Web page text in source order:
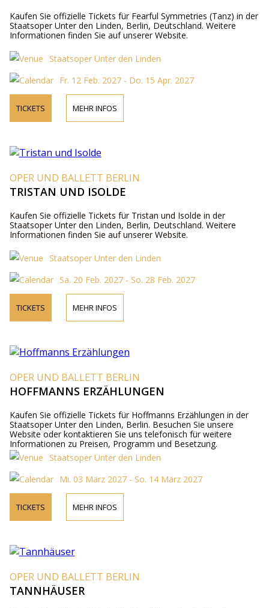
Kaufen Sie offizielle Tickets für Fearful Symmetries (Tanz) in der
Staatsoper Unter den Linden, Berlin, Deutschland. Weitere
Informationen finden Sie auf unserer Website.
Staatsoper Unter den Linden
Fr. 12 Feb. 2027 - Do. 15 Apr. 2027
TICKETS MEHR INFOS
OPER UND BALLETT BERLIN
TRISTAN UND ISOLDE
Kaufen Sie offizielle Tickets für Tristan und Isolde in der
Staatsoper Unter den Linden, Berlin, Deutschland. Weitere
Informationen finden Sie auf unserer Website.
Staatsoper Unter den Linden
Sa. 20 Feb. 2027 - So. 28 Feb. 2027
TICKETS MEHR INFOS
OPER UND BALLETT BERLIN
HOFFMANNS ERZÄHLUNGEN
Kaufen Sie offizielle Tickets für Hoffmanns Erzählungen in der
Staatsoper Unter den Linden, Berlin. Besuchen Sie unsere
Website oder kontaktieren Sie uns telefonisch für weitere
Informationen zu Preisen, Programm und Besetzung.
Staatsoper Unter den Linden
Mi. 03 März 2027 - So. 14 März 2027
TICKETS MEHR INFOS
OPER UND BALLETT BERLIN
TANNHÄUSER